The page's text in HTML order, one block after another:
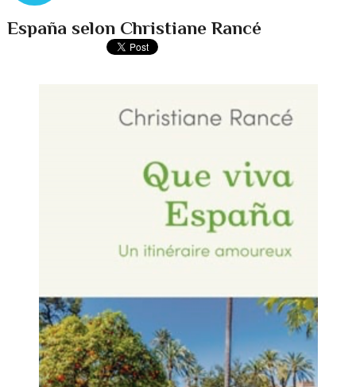
España selon Christiane Rancé